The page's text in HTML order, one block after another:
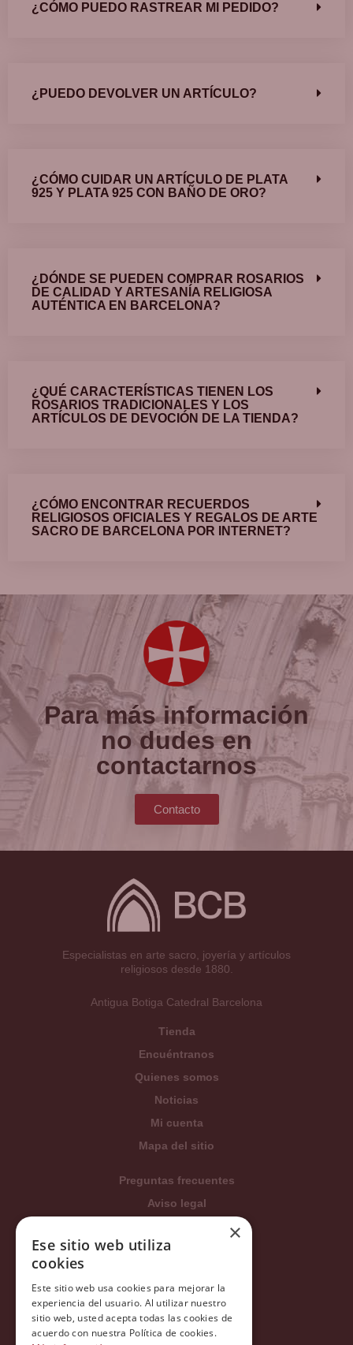
¿CÓMO PUEDO RASTREAR MI PEDIDO?
¿PUEDO DEVOLVER UN ARTÍCULO?
¿CÓMO CUIDAR UN ARTÍCULO DE PLATA
925 Y PLATA 925 CON BAÑO DE ORO?
¿DÓNDE SE PUEDEN COMPRAR ROSARIOS
DE CALIDAD Y ARTESANÍA RELIGIOSA
AUTÉNTICA EN BARCELONA?
¿QUÉ CARACTERÍSTICAS TIENEN LOS
ROSARIOS TRADICIONALES Y LOS
ARTÍCULOS DE DEVOCIÓN DE LA TIENDA?
¿CÓMO ENCONTRAR RECUERDOS
RELIGIOSOS OFICIALES Y REGALOS DE ARTE
SACRO DE BARCELONA POR INTERNET?
Para más información
no dudes en
contactarnos
Contacto
Especialistas en arte sacro, joyería y artículos
religiosos desde 1880.
Antigua Botiga Catedral Barcelona
Tienda
Encuéntranos
Quienes somos
Noticias
Mi cuenta
Mapa del sitio
Preguntas frecuentes
Aviso legal
Condiciones generales
Política de privacidad
Política Integrada
Tratamiento de datos
×
Ese sitio web utiliza
cookies
Este sitio web usa cookies para mejorar la
experiencia del usuario. Al utilizar nuestro
sitio web, usted acepta todas las cookies de
acuerdo con nuestra Política de cookies.